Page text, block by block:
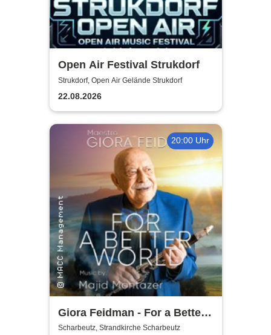
Open Air Festival Strukdorf
Strukdorf, Open Air Gelände Strukdorf
22.08.2026
20:00 Uhr
Giora Feidman - For a Better
World
Scharbeutz, Strandkirche Scharbeutz